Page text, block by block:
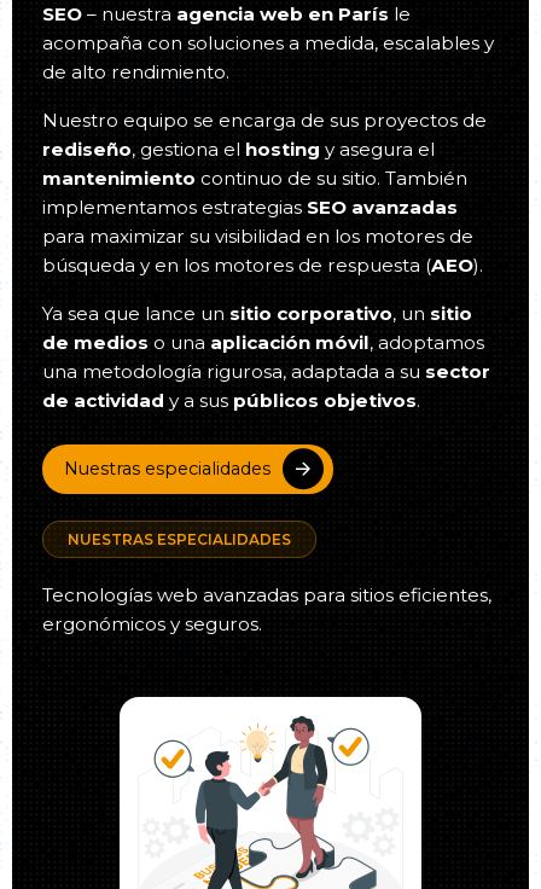
SEO – nuestra agencia web en París le
acompaña con soluciones a medida, escalables y
de alto rendimiento.
Nuestro equipo se encarga de sus proyectos de
rediseño, gestiona el hosting y asegura el
mantenimiento continuo de su sitio. También
implementamos estrategias SEO avanzadas
para maximizar su visibilidad en los motores de
búsqueda y en los motores de respuesta (AEO).
Ya sea que lance un sitio corporativo, un sitio
de medios o una aplicación móvil, adoptamos
una metodología rigurosa, adaptada a su sector
de actividad y a sus públicos objetivos.
Nuestras especialidades
NUESTRAS ESPECIALIDADES
Tecnologías web avanzadas para sitios eficientes,
ergonómicos y seguros.